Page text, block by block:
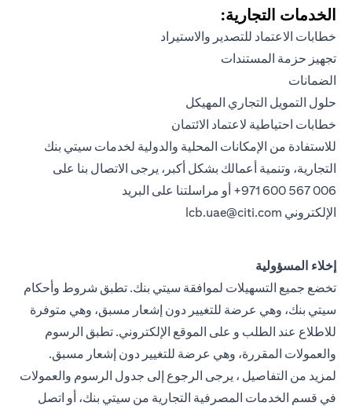
الخدمات التجارية:
خطابات الاعتماد للتصدير والاستيراد
تجهيز حزمة المستندات
الضمانات
حلول التمويل التجاري المهيكل
خطابات احتياطية لاعتماد الائتمان
للاستفادة من الإمكانات المحلية والدولية لخدمات سيتي بنك
التجارية، وتنمية أعمالك بشكل أكبر، يرجى الاتصال بنا على
971 600 567 006+ أو مراسلتنا على البريد
الإلكتروني lcb.uae@citi.com
إخلاء المسؤولية
تخضع جميع التسهيلات لموافقة سيتي بنك. تطبق شروط وأحكام
سيتي بنك، وهي عرضة للتغيير دون إشعار مسبق، وهي متوفرة
للاطلاع عند الطلب و على الموقع الإلكتروني. تطبق الرسوم
والعمولات المقررة، وهي عرضة للتغيير دون إشعار مسبق.
لمزيد من التفاصيل ، يرجى الرجوع إلى جدول الرسوم والعمولات
في قسم الخدمات المصرفية التجارية من سيتي بنك، أو اتصل